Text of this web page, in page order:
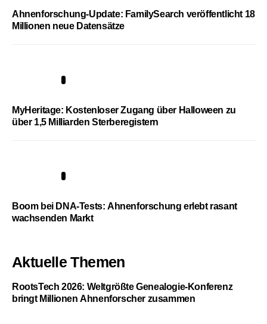
Ahnenforschung-Update: FamilySearch veröffentlicht 18
Millionen neue Datensätze
MyHeritage: Kostenloser Zugang über Halloween zu
über 1,5 Milliarden Sterberegistern
Boom bei DNA-Tests: Ahnenforschung erlebt rasant
wachsenden Markt
Aktuelle Themen
RootsTech 2026: Weltgrößte Genealogie-Konferenz
bringt Millionen Ahnenforscher zusammen